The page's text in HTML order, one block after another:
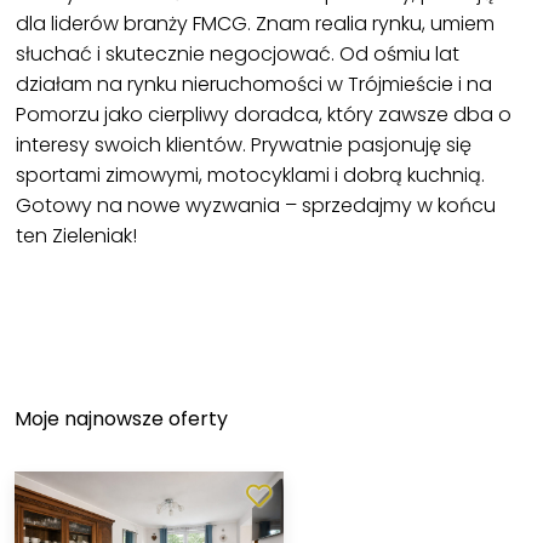
dla liderów branży FMCG. Znam realia rynku, umiem
słuchać i skutecznie negocjować. Od ośmiu lat
działam na rynku nieruchomości w Trójmieście i na
Pomorzu jako cierpliwy doradca, który zawsze dba o
interesy swoich klientów. Prywatnie pasjonuję się
sportami zimowymi, motocyklami i dobrą kuchnią.
Gotowy na nowe wyzwania – sprzedajmy w końcu
ten Zieleniak!
Moje najnowsze oferty